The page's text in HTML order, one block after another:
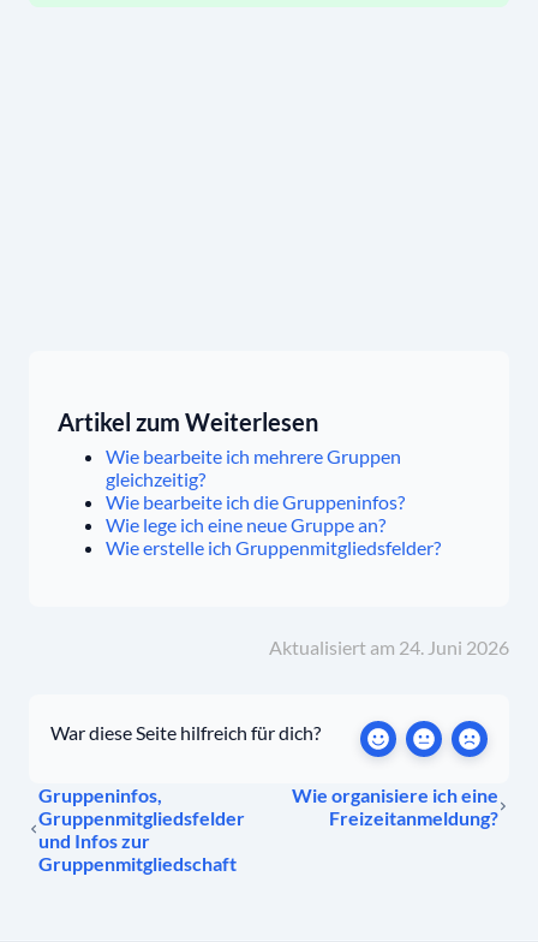
Artikel zum Weiterlesen
Wie bearbeite ich mehrere Gruppen
gleichzeitig?
Wie bearbeite ich die Gruppeninfos?
Wie lege ich eine neue Gruppe an?
Wie erstelle ich Gruppenmitgliedsfelder?
Aktualisiert am 24. Juni 2026
War diese Seite hilfreich für dich?
Gruppeninfos,
Gruppenmitgliedsfelder
und Infos zur
Gruppenmitgliedschaft
Wie organisiere ich eine
Freizeitanmeldung?